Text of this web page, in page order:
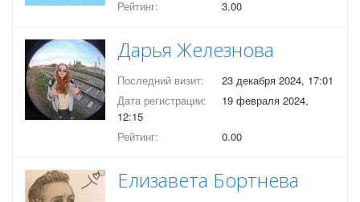
Рейтинг:
3.00
Дарья Железнова
Последний визит:
23 декабря 2024, 17:01
Дата регистрации:
19 февраля 2024,
12:15
Рейтинг:
0.00
Елизавета Бортнева